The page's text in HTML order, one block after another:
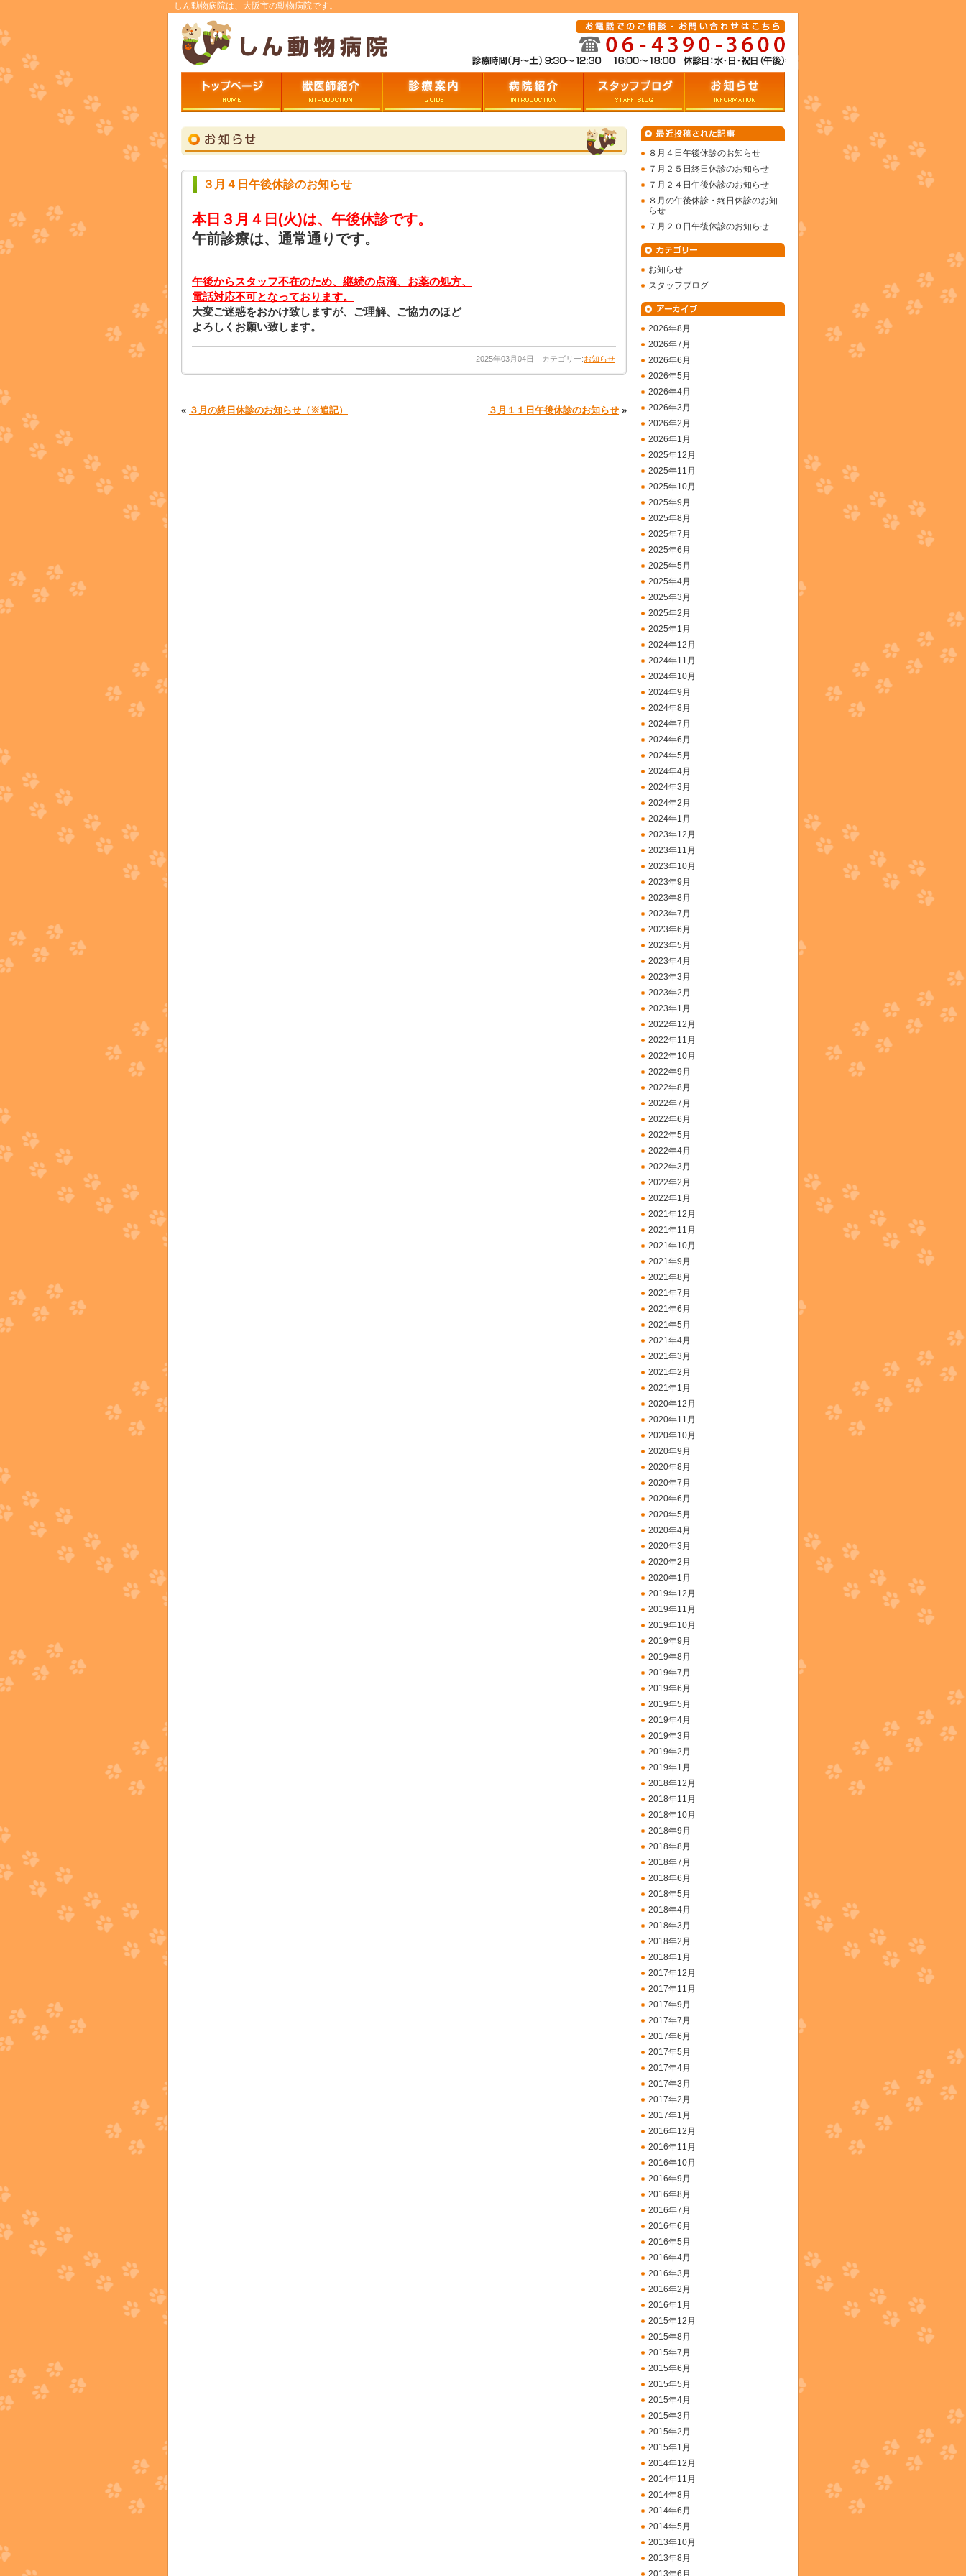
しん動物病院は、大阪市の動物病院です。
３月４日午後休診のお知らせ
本日３月４日 (火)は、午後休診です。
午前診療は、通常通りです。
午後からスタッフ不在のため、継続の点滴、お薬の処方、
電話対応不可となっております。
大変ご迷惑をおかけ致しますが、ご理解、ご協力のほど
よろしくお願い致します。
2025年03月04日 カテゴリー:お知らせ
« ３月の終日休診のお知らせ（※追記） ３月１１日午後休診のお知らせ »
８月４日午後休診のお知らせ
７月２５日終日休診のお知らせ
７月２４日午後休診のお知らせ
８月の午後休診・終日休診のお知
らせ
７月２０日午後休診のお知らせ
お知らせ
スタッフブログ
2026年8月
2026年7月
2026年6月
2026年5月
2026年4月
2026年3月
2026年2月
2026年1月
2025年12月
2025年11月
2025年10月
2025年9月
2025年8月
2025年7月
2025年6月
2025年5月
2025年4月
2025年3月
2025年2月
2025年1月
2024年12月
2024年11月
2024年10月
2024年9月
2024年8月
2024年7月
2024年6月
2024年5月
2024年4月
2024年3月
2024年2月
2024年1月
2023年12月
2023年11月
2023年10月
2023年9月
2023年8月
2023年7月
2023年6月
2023年5月
2023年4月
2023年3月
2023年2月
2023年1月
2022年12月
2022年11月
2022年10月
2022年9月
2022年8月
2022年7月
2022年6月
2022年5月
2022年4月
2022年3月
2022年2月
2022年1月
2021年12月
2021年11月
2021年10月
2021年9月
2021年8月
2021年7月
2021年6月
2021年5月
2021年4月
2021年3月
2021年2月
2021年1月
2020年12月
2020年11月
2020年10月
2020年9月
2020年8月
2020年7月
2020年6月
2020年5月
2020年4月
2020年3月
2020年2月
2020年1月
2019年12月
2019年11月
2019年10月
2019年9月
2019年8月
2019年7月
2019年6月
2019年5月
2019年4月
2019年3月
2019年2月
2019年1月
2018年12月
2018年11月
2018年10月
2018年9月
2018年8月
2018年7月
2018年6月
2018年5月
2018年4月
2018年3月
2018年2月
2018年1月
2017年12月
2017年11月
2017年9月
2017年7月
2017年6月
2017年5月
2017年4月
2017年3月
2017年2月
2017年1月
2016年12月
2016年11月
2016年10月
2016年9月
2016年8月
2016年7月
2016年6月
2016年5月
2016年4月
2016年3月
2016年2月
2016年1月
2015年12月
2015年8月
2015年7月
2015年6月
2015年5月
2015年4月
2015年3月
2015年2月
2015年1月
2014年12月
2014年11月
2014年8月
2014年6月
2014年5月
2013年10月
2013年8月
2013年6月